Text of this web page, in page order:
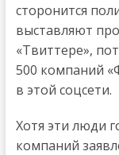
сторонится
выставляют
«Твиттере»,
500 компаний
в этой соцсети.
Хотя эти люди
компаний